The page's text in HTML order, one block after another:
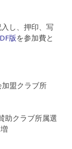
し、押印、写
版を参加費と
盟クラブ所
助クラブ所属選